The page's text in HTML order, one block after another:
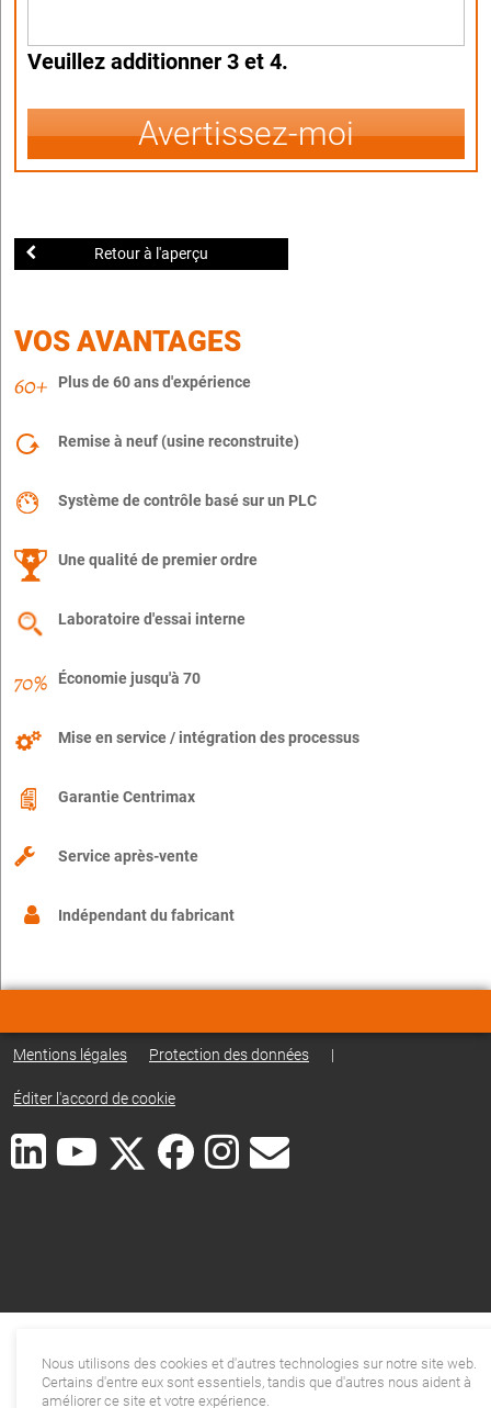
Veuillez additionner 3 et 4.
Avertissez-moi
Retour à l'aperçu
VOS AVANTAGES
Plus de 60 ans d'expérience
Remise à neuf (usine reconstruite)
Système de contrôle basé sur un PLC
Une qualité de premier ordre
Laboratoire d'essai interne
Économie jusqu'à 70
Mise en service / intégration des processus
Garantie Centrimax
Service après-vente
Indépendant du fabricant
Mentions légales Protection des données |
Éditer l'accord de cookie
Nous utilisons des cookies et d'autres technologies sur notre site web.
Certains d'entre eux sont essentiels, tandis que d'autres nous aident à
améliorer ce site et votre expérience.